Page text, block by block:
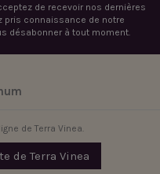
de recevoir nos dernières
pris connaissance de notre
désabonner à tout moment.
de Terra Vinea.
de Terra Vinea